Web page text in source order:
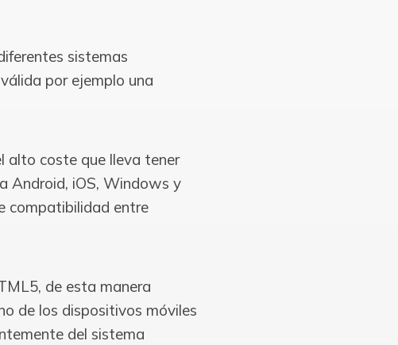
sistemas
por ejemplo una
alto coste que lleva tener
Android, iOS, Windows y
compatibilidad entre
de esta manera
de los dispositivos móviles
del sistema